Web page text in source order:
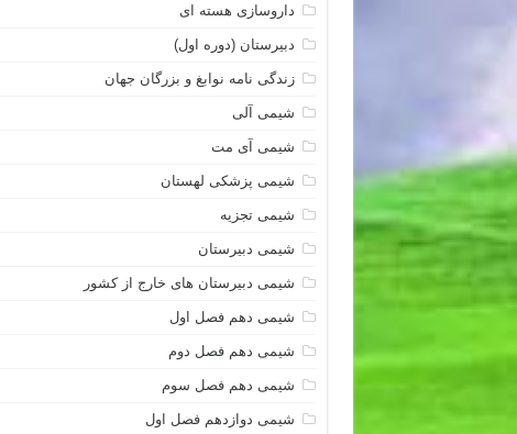
داروسازی هسته ای
دبیرستان (دوره اول)
زندگی نامه نوابغ و بزرگان جهان
شیمی آلی
شیمی آی مت
شیمی پزشکی لهستان
شیمی تجزیه
شیمی دبیرستان
شیمی دبیرستان های خارج از کشور
شیمی دهم فصل اول
شیمی دهم فصل دوم
شیمی دهم فصل سوم
شیمی دوازدهم فصل اول